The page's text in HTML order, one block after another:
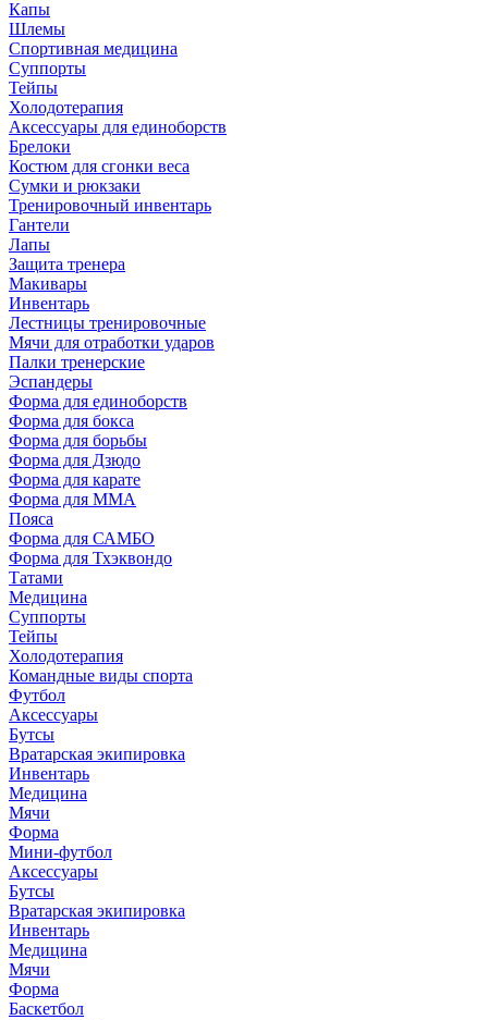
Капы
Шлемы
Спортивная медицина
Суппорты
Тейпы
Холодотерапия
Аксессуары для единоборств
Брелоки
Костюм для сгонки веса
Сумки и рюкзаки
Тренировочный инвентарь
Гантели
Лапы
Защита тренера
Макивары
Инвентарь
Лестницы тренировочные
Мячи для отработки ударов
Палки тренерские
Эспандеры
Форма для единоборств
Форма для бокса
Форма для борьбы
Форма для Дзюдо
Форма для карате
Форма для MMA
Пояса
Форма для САМБО
Форма для Тхэквондо
Татами
Медицина
Суппорты
Тейпы
Холодотерапия
Командные виды спорта
Футбол
Аксессуары
Бутсы
Вратарская экипировка
Инвентарь
Медицина
Мячи
Форма
Мини-футбол
Аксессуары
Бутсы
Вратарская экипировка
Инвентарь
Медицина
Мячи
Форма
Баскетбол